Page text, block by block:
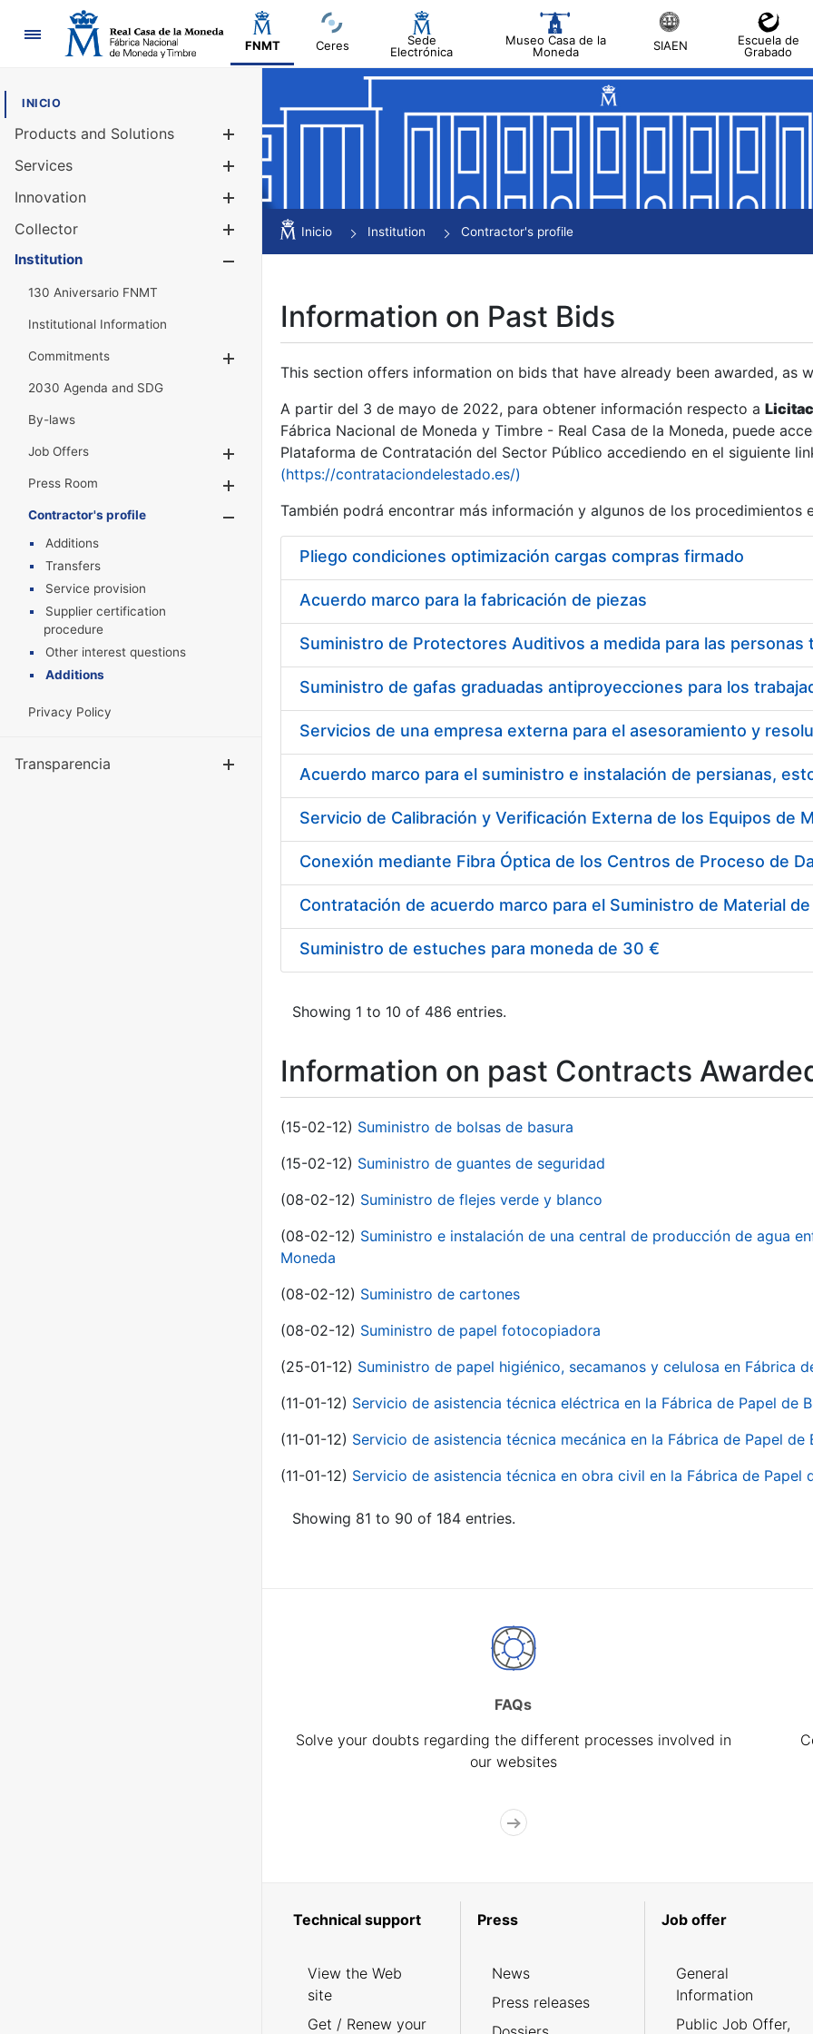
Navigation
FNMT Ceres
Sede
Electrónica
Museo Casa de la
Moneda
SIAEN
Escuela de
Grabado
INICIO
Products and Solutions
Services
Innovation
Collector
Show/Hide
Institution
130 Aniversario FNMT
Institutional Information
Commitments
2030 Agenda and SDG
By-laws
Job Offers
Show/Hide
Press Room
Show/Hide
Contractor's profile
Show/Hide
Additions
Transfers
Service provision
Supplier certification
procedure
Other interest questions
Additions
Privacy Policy
Transparencia Show/Hide
Inicio Institution Contractor's profile
Information on Past Bids
This section offers information on bids that have already been awarded, as
A partir del 3 de mayo de 2022, para obtener información respecto a
Fábrica Nacional de Moneda y Timbre - Real Casa de la Moneda, puede
Plataforma de Contratación del Sector Público accediendo en el siguiente
(https://contrataciondelestado.es/)
También podrá encontrar más información y algunos de los procedimientos
Pliego condiciones optimización cargas compras firmado
Acuerdo marco para la fabricación de piezas
Acuerdo marco para el suministro e instalación de persianas,
Suministro de estuches para moneda de 30 €
Showing 1 to 10 of 486 entries.
Information on past Contracts
(15-02-12) Suministro de bolsas de basura
(15-02-12) Suministro de guantes de seguridad
(08-02-12) Suministro de flejes verde y blanco
(08-02-12) Suministro e instalación de una central de producción de agua
Moneda
(08-02-12) Suministro de cartones
(08-02-12) Suministro de papel fotocopiadora
(25-01-12) Suministro de papel higiénico, secamanos y celulosa en Fábrica
(11-01-12) Servicio de asistencia técnica eléctrica en la Fábrica de Papel de
(11-01-12) Servicio de asistencia técnica mecánica en la Fábrica de Papel de
(11-01-12) Servicio de asistencia técnica en obra civil en la Fábrica de Papel
Showing 81 to 90 of 184 entries.
FAQs
Solve your doubts regarding the different processes involved in
our websites
Technical support
View the Web
site
Get / Renew your
Press
News
Press releases
Job offer
General
Information
Public Job Offer,